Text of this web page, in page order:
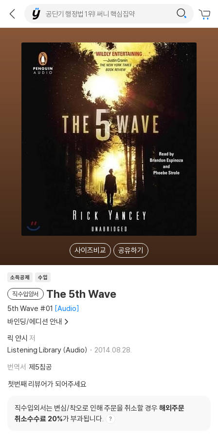
사이즈비교 공유하기
소득공제 수입
직수입양서 The 5th Wave
5th Wave #01 Audio
바인딩/에디션 안내
릭 얀시 저
Listening Library (Audio)
2014.08.28.
번역서 제5침공
첫번째 리뷰어가 되어주세요
직수입외서는 변심/착오로 인해 주문을 취소할 경우 해외주문
취소수수료 20%가 부과됩니다.